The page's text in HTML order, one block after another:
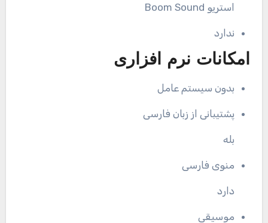
استریو Boom Sound
ندارد
امکانات نرم افزاری
بدون سیستم عامل
پشتیبانی از زبان فارسی
بله
منوی فارسی
دارد
موسیقی